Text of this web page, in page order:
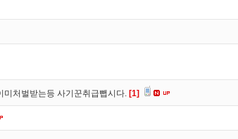
미처벌받는등 사기꾼취급뺍시다. [1]